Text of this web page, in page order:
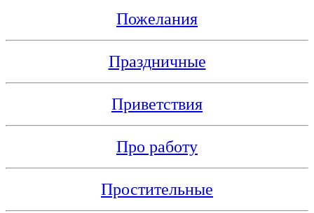
Пожелания
Праздничные
Приветствия
Про работу
Простительные